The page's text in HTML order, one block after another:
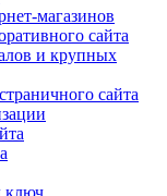
магазинов
сайта
и крупных
сайта
ключ